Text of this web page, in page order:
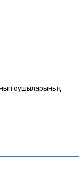
оқушыларының